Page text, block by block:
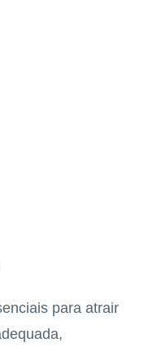
para atrair